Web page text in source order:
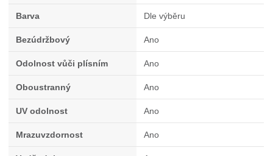
Barva Dle výběru
Bezúdržbový Ano
Odolnost vůči plísním Ano
Oboustranný Ano
UV odolnost Ano
Mrazuvzdornost Ano